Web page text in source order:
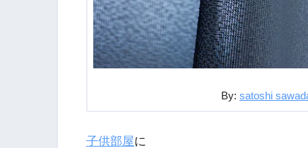
By: satoshi
子供部屋に